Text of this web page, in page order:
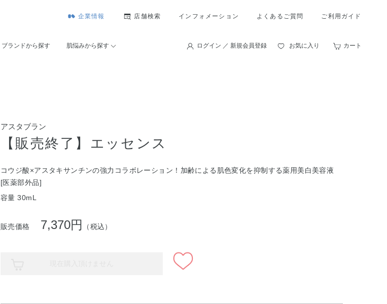
企業情報 店舗検索 インフォメーション よくあるご質問 ご利用ガイド
ブランドから探す 肌悩みから探す ログイン ／ 新規会員登録 お気に入り カート
アスタブラン
【販売終了】エッセンス
コウジ酸×アスタキサンチンの強力コラボレーション！加齢による肌色変化を抑制する薬用美白美容液
[医薬部外品]
容量 30mL
販売価格 7,370円 （税込）